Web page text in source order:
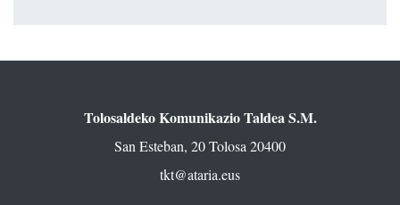
Tolosaldeko Komunikazio Taldea S.M.
San Esteban, 20 Tolosa 20400
tkt@ataria.eus